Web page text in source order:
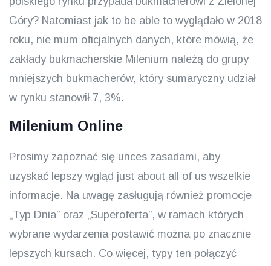
Góry? Natomiast jak to be able to wyglądało w 2018
roku, nie mum oficjalnych danych, które mówią, że
zakłady bukmacherskie Milenium należą do grupy
mniejszych bukmacherów, który sumaryczny udział
w rynku stanowił 7, 3%.
Milenium Online
Prosimy zapoznać się unces zasadami, aby
uzyskać lepszy wgląd just about all of us wszelkie
informacje. Na uwagę zasługują również promocje
„Typ Dnia” oraz „Superoferta”, w ramach których
wybrane wydarzenia postawić można po znacznie
lepszych kursach. Co więcej, typy ten połączyć